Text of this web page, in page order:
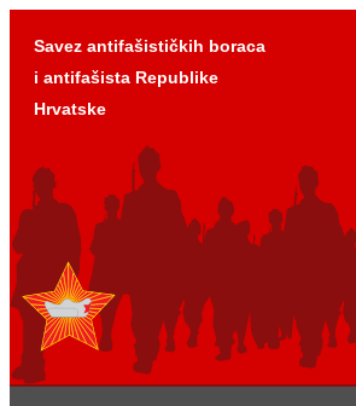
sadržaj
Savez antifašističkih boraca
i antifašista Republike
Hrvatske